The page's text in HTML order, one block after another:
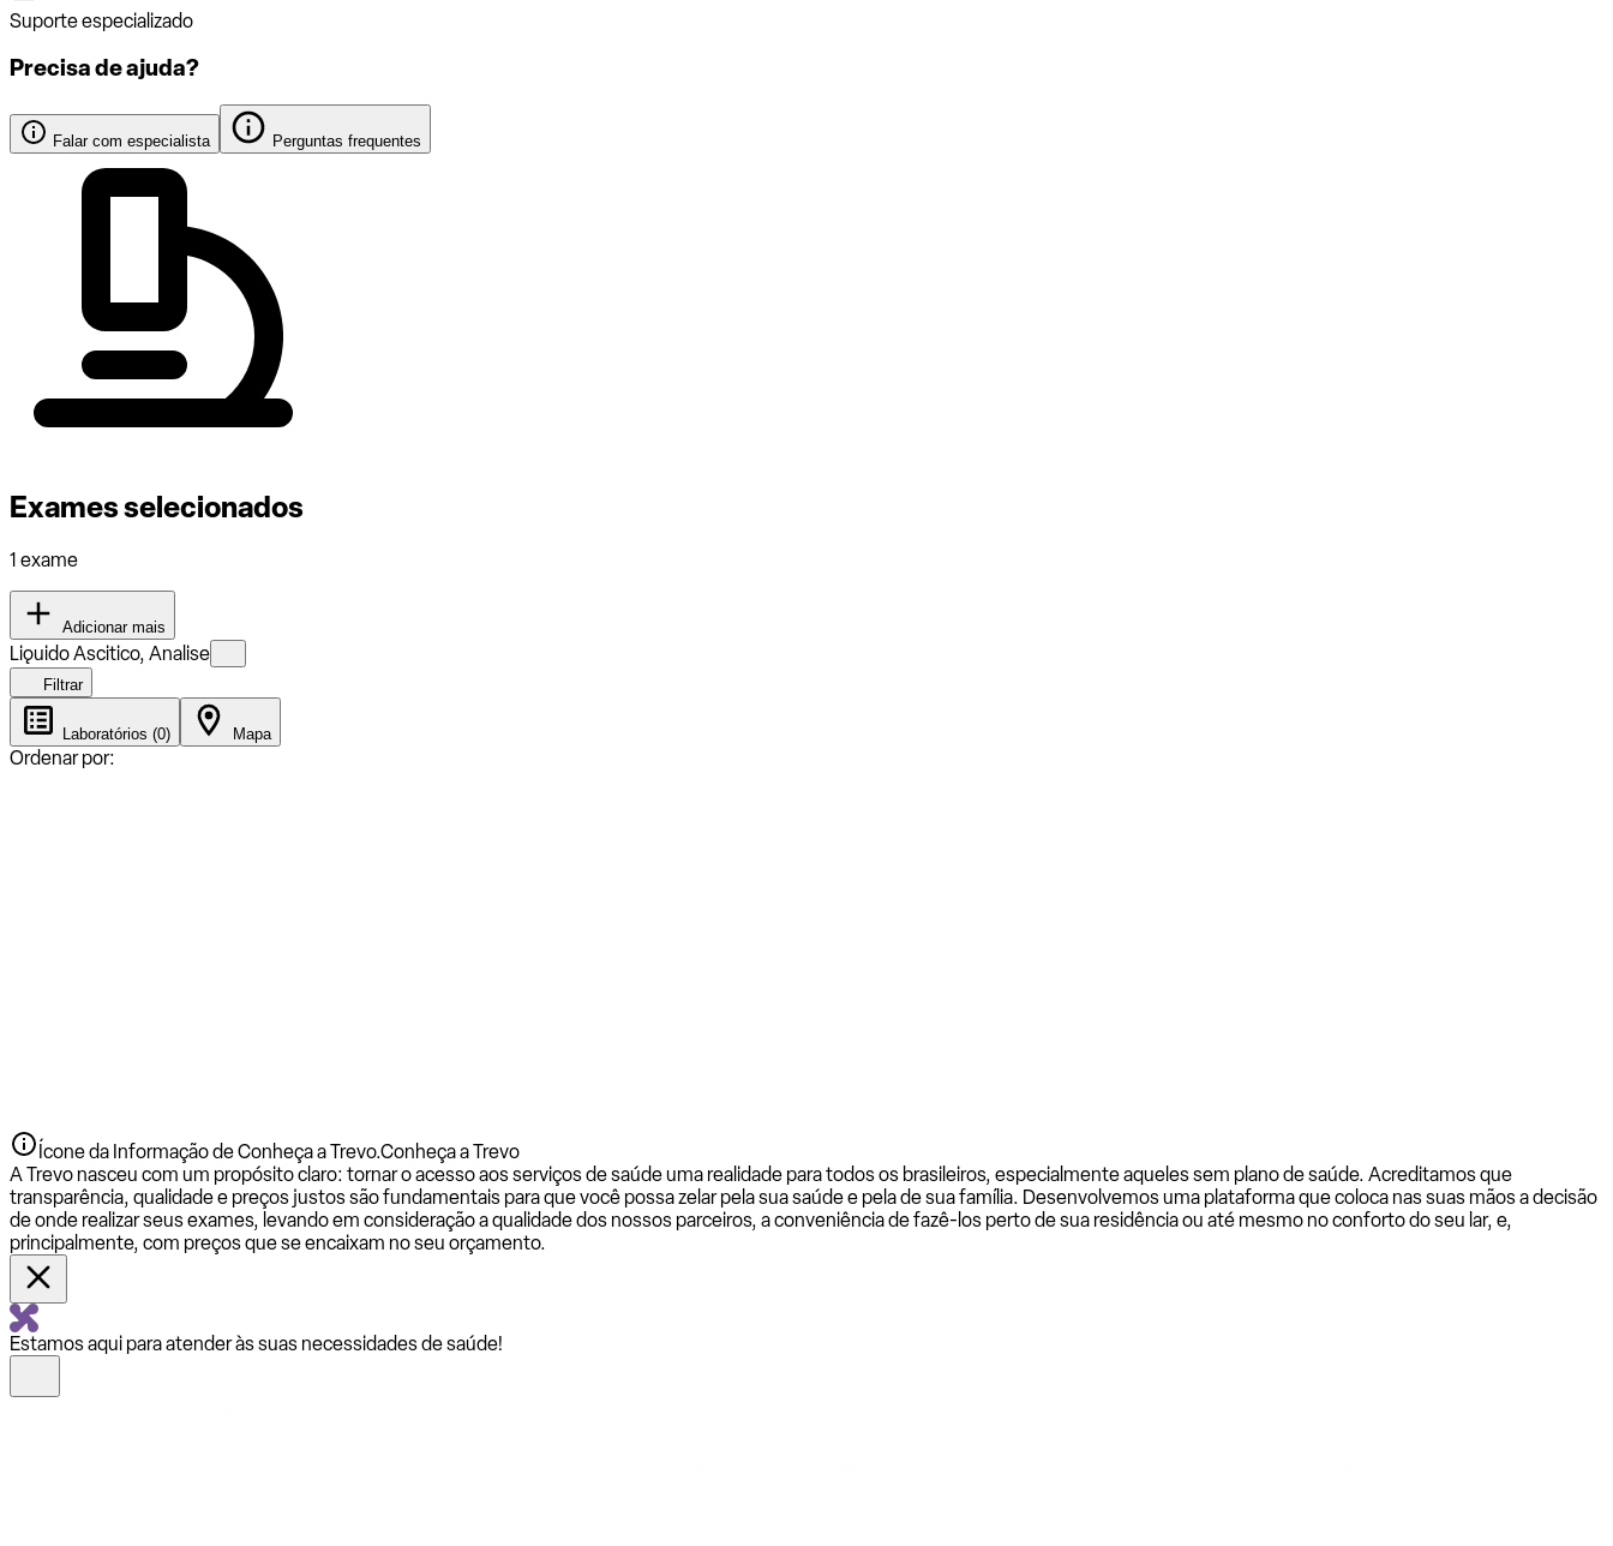
Suporte especializado
Precisa de ajuda?
Falar com especialista Perguntas frequentes
Exames selecionados
1 exame
Adicionar mais
Liǫuido Ascitico, Analise
Filtrar
Laboratórios (0) Mapa
Ordenar por:
Ícone da Informação de Conheça a Trevo.Conheça a Trevo
A Trevo nasceu com um propósito claro: tornar o acesso aos serviços de saúde uma realidade para todos os brasileiros, especialmente aqueles sem plano de saúde. Acreditamos que
transparência, qualidade e preços justos são fundamentais para que você possa zelar pela sua saúde e pela de sua família. Desenvolvemos uma plataforma que coloca nas suas mãos a decisão
de onde realizar seus exames, levando em consideração a qualidade dos nossos parceiros, a conveniência de fazê-los perto de sua residência ou até mesmo no conforto do seu lar, e,
principalmente, com preços que se encaixam no seu orçamento.
Estamos aqui para atender às suas necessidades de saúde!